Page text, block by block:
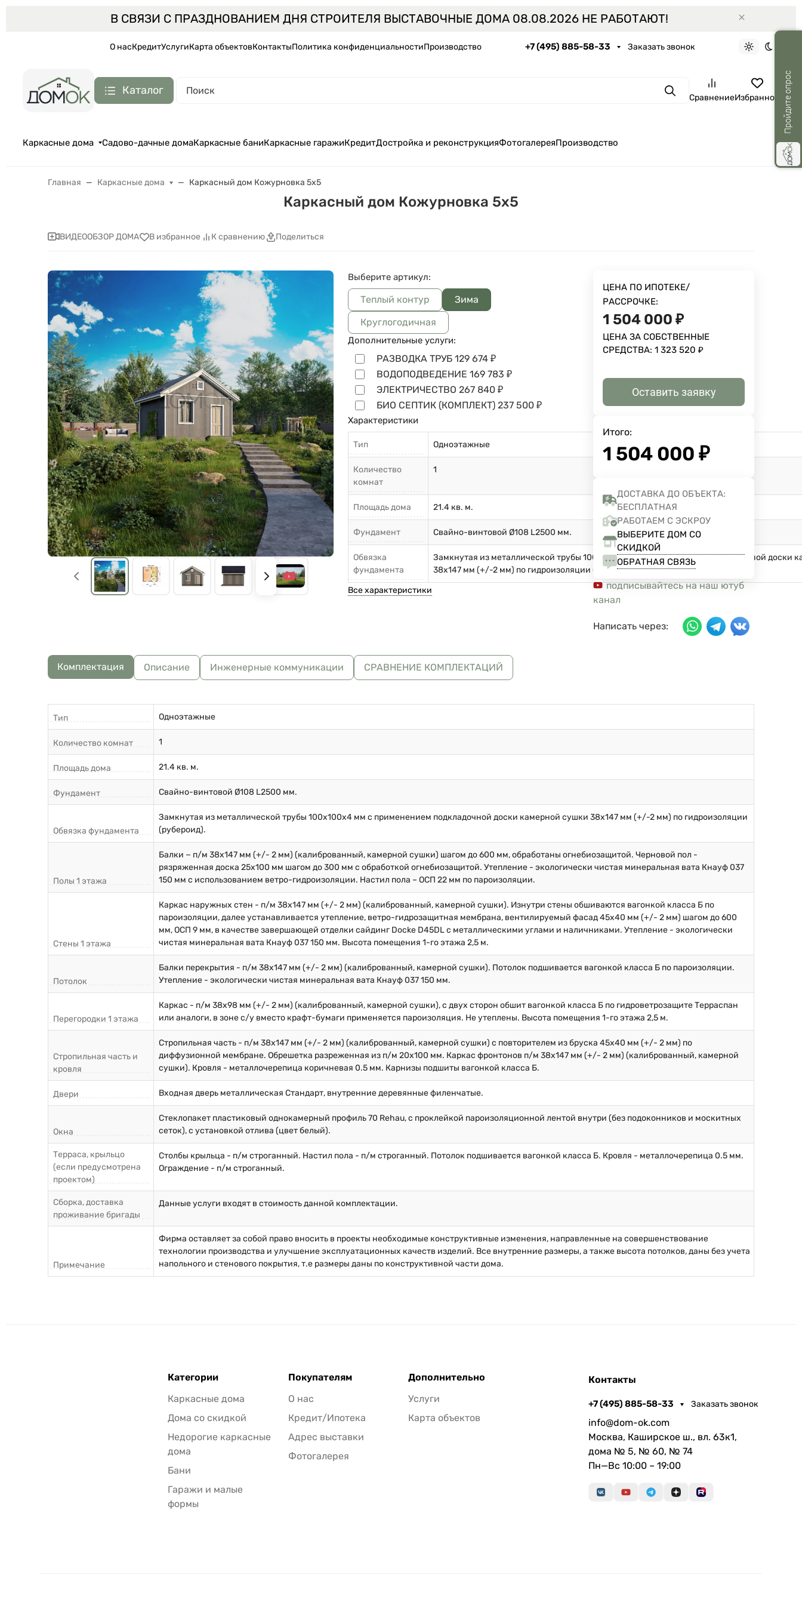
В СВЯЗИ С ПРАЗДНОВАНИЕМ ДНЯ СТРОИТЕЛЯ ВЫСТАВОЧНЫЕ ДОМА 08.08.2026 НЕ РАБОТАЮТ!
О насКредитУслугиКарта объектовКонтактыПолитика конфиденциальностиПроизводство +7 (495) 885-58-33 Заказать звонок
СветлаяТемная
Каталог ПоискСравнениеИзбранное
Каркасные дома Садово-дачные домаКаркасные баниКаркасные гаражиКредитДостройка и реконструкцияФотогалереяПроизводство
Главная Каркасные дома Каркасный дом Кожурновка 5x5
Каркасный дом Кожурновка 5x5
ВИДЕООБЗОР ДОМА В избранное К сравнению Поделиться
Выберите артикул:
Теплый контур
Зима
Круглогодичная
Дополнительные услуги:
РАЗВОДКА ТРУБ129 674 ₽
ВОДОПОДВЕДЕНИЕ169 783 ₽
ЭЛЕКТРИЧЕСТВО267 840 ₽
БИО СЕПТИК (КОМПЛЕКТ)237 500 ₽
Характеристики
Тип Одноэтажные
Количество
комнат
1
Площадь дома 21.4 кв. м.
Фундамент Свайно-винтовой Ø108 L2500 мм.
Обвязка
фундамента
Замкнутая из металлической трубы 100х100х4 мм с применением подкладочной доски
38х147 мм (+/-2 мм) по гидроизоляции (рубероид).
Все характеристики
ЦЕНА ПО ИПОТЕКЕ/
РАССРОЧКЕ:
1 504 000 ₽
ЦЕНА ЗА СОБСТВЕННЫЕ
СРЕДСТВА:1 323 520₽
Оставить заявку
Итого:
1 504 000 ₽
ДОСТАВКА ДО ОБЪЕКТА:
БЕСПЛАТНАЯ
РАБОТАЕМ С ЭСКРОУ
ВЫБЕРИТЕ ДОМ СО
СКИДКОЙ
ОБРАТНАЯ СВЯЗЬ
подписывайтесь на наш ютуб
канал
Написать через:
Комплектация Описание Инженерные коммуникации СРАВНЕНИЕ КОМПЛЕКТАЦИЙ
Тип Одноэтажные
Количество комнат 1
Площадь дома 21.4 кв. м.
Фундамент Свайно-винтовой Ø108 L2500 мм.
Обвязка фундамента
Замкнутая из металлической трубы 100х100х4 мм с применением подкладочной доски камерной сушки 38х147 мм (+/-2 мм) по гидроизоляции
(рубероид).
Полы 1 этажа
Балки − п/м 38х147 мм (+/- 2 мм) (калиброванный, камерной сушки) шагом до 600 мм, обработаны огнебиозащитой. Черновой пол -
рязряженная доска 25х100 мм шагом до 300 мм с обработкой огнебиозащитой. Утепление - экологически чистая минеральная вата Кнауф 037
150 мм с использованием ветро-гидроизоляции. Настил пола – ОСП 22 мм по пароизоляции.
Стены 1 этажа
Каркас наружных стен - п/м 38х147 мм (+/- 2 мм) (калиброванный, камерной сушки). Изнутри стены обшиваются вагонкой класса Б по
пароизоляции, далее устанавливается утепление, ветро-гидрозащитная мембрана, вентилируемый фасад 45х40 мм (+/- 2 мм) шагом до 600
мм, ОСП 9 мм, в качестве завершающей отделки сайдинг Docke D45DL с металлическими углами и наличниками. Утепление - экологически
чистая минеральная вата Кнауф 037 150 мм. Высота помещения 1-го этажа 2,5 м.
Потолок
Балки перекрытия - п/м 38х147 мм (+/- 2 мм) (калиброванный, камерной сушки). Потолок подшивается вагонкой класса Б по пароизоляции.
Утепление - экологически чистая минеральная вата Кнауф 037 150 мм.
Перегородки 1 этажа
Каркас - п/м 38х98 мм (+/- 2 мм) (калиброванный, камерной сушки), с двух сторон обшит вагонкой класса Б по гидроветрозащите Терраспан
или аналоги, в зоне с/у вместо крафт-бумаги применяется пароизоляция. Не утеплены. Высота помещения 1-го этажа 2,5 м.
Стропильная часть и
кровля
Стропильная часть - п/м 38х147 мм (+/- 2 мм) (калиброванный, камерной сушки) с повторителем из бруска 45х40 мм (+/- 2 мм) по
диффузионной мембране. Обрешетка разреженная из п/м 20х100 мм. Каркас фронтонов п/м 38х147 мм (+/- 2 мм) (калиброванный, камерной
сушки). Кровля - металлочерепица коричневая 0.5 мм. Карнизы подшиты вагонкой класса Б.
Двери Входная дверь металлическая Стандарт, внутренние деревянные филенчатые.
Окна
Стеклопакет пластиковый однокамерный профиль 70 Rehau, с проклейкой пароизоляционной лентой внутри (без подоконников и москитных
сеток), с установкой отлива (цвет белый).
Терраса, крыльцо
(если предусмотрена
проектом)
Столбы крыльца - п/м строганный. Настил пола - п/м строганный. Потолок подшивается вагонкой класса Б. Кровля - металлочерепица 0.5 мм.
Ограждение - п/м строганный.
Сборка, доставка
проживание бригады
Данные услуги входят в стоимость данной комплектации.
Примечание
Фирма оставляет за собой право вносить в проекты необходимые конструктивные изменения, направленные на совершенствование
технологии производства и улучшение эксплуатационных качеств изделий. Все внутренние размеры, а также высота потолков, даны без учета
напольного и стенового покрытия, т.е размеры даны по конструктивной части дома.
Категории
Каркасные дома
Дома со скидкой
Недорогие каркасные
дома
Бани
Гаражи и малые
формы
Покупателям
О нас
Кредит/Ипотека
Адрес выставки
Фотогалерея
Дополнительно
Услуги
Карта объектов
Контакты
+7 (495) 885-58-33 Заказать звонок
info@dom-ok.com
Москва, Каширское ш., вл. 63к1,
дома № 5, № 60, № 74
Пн—Вс 10:00 – 19:00
Пройдите опрос